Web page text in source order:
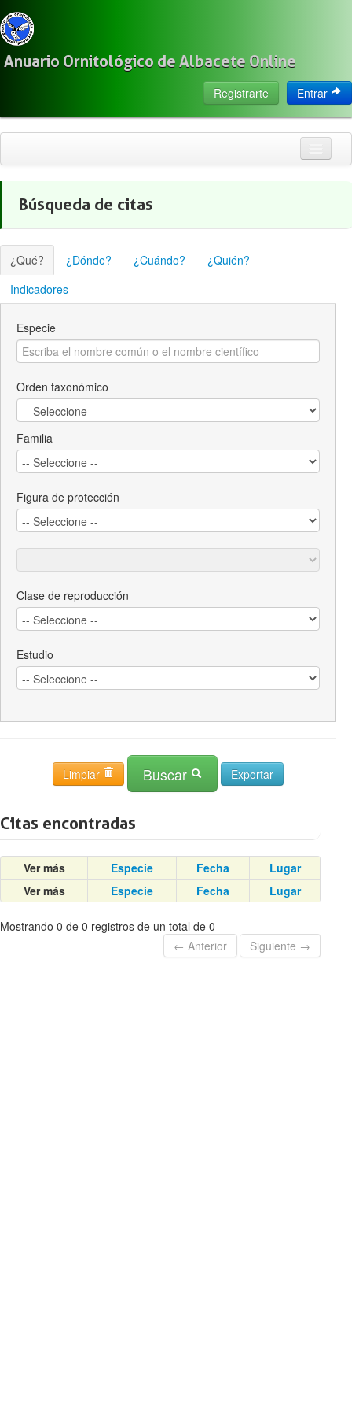
Anuario Ornitológico de Albacete Online
Entrar
Registrarte
Citas
Localización
Observadores
Acerca de
Búsqueda de citas
¿Qué? ¿Dónde? ¿Cuándo?
¿Quién?
Indicadores
Especie
Orden taxonómico
Familia
Figura de protección
Clase de reproducción
Estudio
Limpiar Buscar
Citas encontradas
Ver más Especie Fecha
Lugar
Ver más
Especie Fecha Lugar
Mostrando 0 de 0 registros de un total de 0
← Anterior
Siguiente →